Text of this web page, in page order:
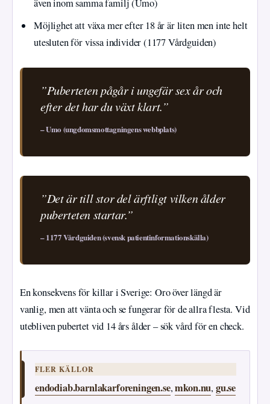
även inom samma familj (Umo)
Möjlighet att växa mer efter 18 år är liten men inte helt
utesluten för vissa individer (1177 Vårdguiden)
”Puberteten pågår i ungefär sex år och
efter det har du växt klart.”
– Umo (ungdomsmottagningens webbplats)
”Det är till stor del ärftligt vilken ålder
puberteten startar.”
– 1177 Vårdguiden (svensk patientinformationskälla)
En konsekvens för killar i Sverige: Oro över längd är
vanlig, men att vänta och se fungerar för de allra flesta. Vid
utebliven pubertet vid 14 års ålder – sök vård för en check.
FLER KÄLLOR
endodiab.barnlakarforeningen.se,mkon.nu,gu.se